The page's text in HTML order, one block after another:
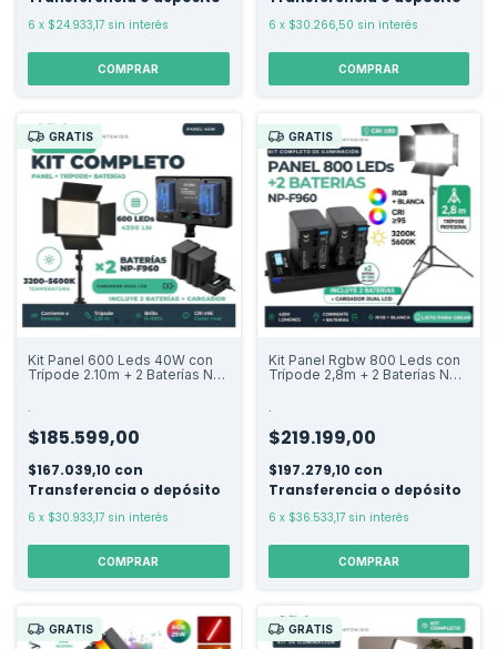
6 x $24.933,17 sin interés
COMPRAR
6 x $30.266,50 sin interés
COMPRAR
GRATIS
Kit Panel 600 Leds 40W con
Trípode 2.10m + 2 Baterías Np-
.
$185.599,00
$167.039,10 con
Transferencia o depósito
6 x $30.933,17 sin interés
COMPRAR
GRATIS
Kit Panel Rgbw 800 Leds con
Trípode 2,8m + 2 Baterías Np-
.
$219.199,00
$197.279,10 con
Transferencia o depósito
6 x $36.533,17 sin interés
COMPRAR
GRATIS GRATIS